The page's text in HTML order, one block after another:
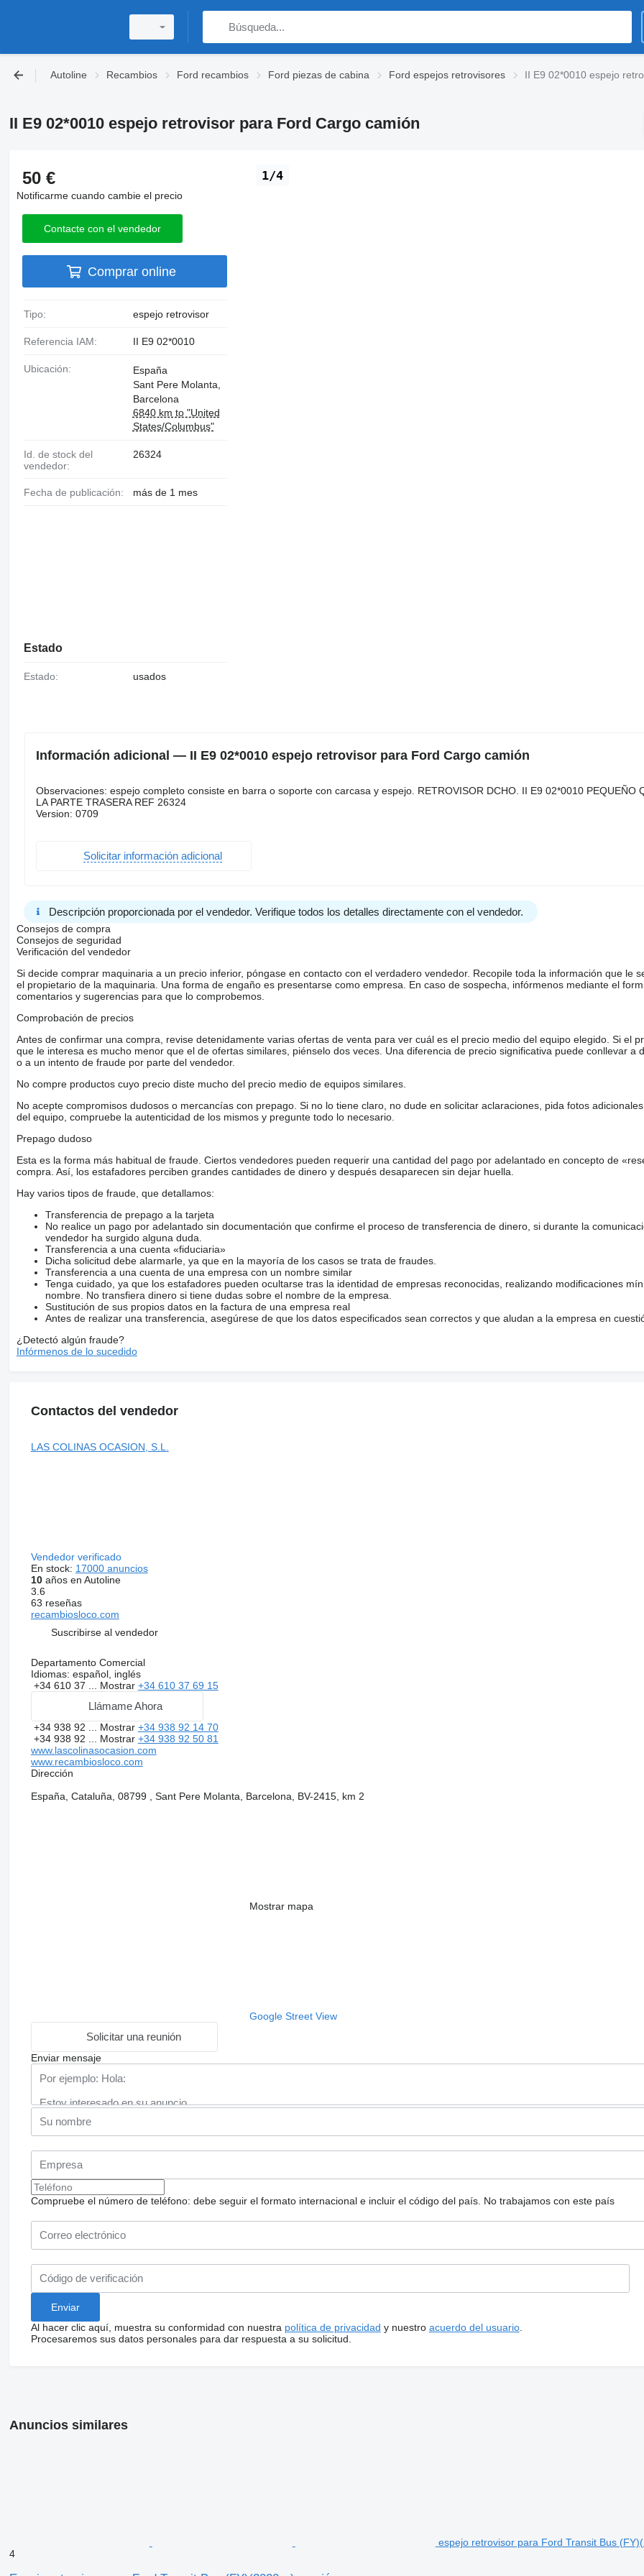
Autoline Recambios Ford recambios Ford piezas de cabina Ford espejos retrovisores II E9 02*0010 espejo
II E9 02*0010 espejo retrovisor para Ford Cargo camión
1/4
50 €
Notificarme cuando cambie el precio
Contacte con el vendedor
Comprar online
Tipo: espejo retrovisor
Referencia IAM: II E9 02*0010
Ubicación:
España
Sant Pere Molanta,
Barcelona
6840 km to "United
States/Columbus"
Id. de stock del
vendedor:
26324
Fecha de publicación: más de 1 mes
Estado
Estado: usados
Información adicional — II E9 02*0010 espejo retrovisor para Ford Cargo camión
Observaciones: espejo completo consiste en barra o soporte con carcasa y espejo. RETROVISOR DCHO. II E9 02*0010 PEQUEÑO
LA PARTE TRASERA REF 26324
Version: 0709
Solicitar información adicional
Descripción proporcionada por el vendedor. Verifique todos los detalles directamente con el vendedor.
Consejos de compra
Consejos de seguridad
Verificación del vendedor
Si decide comprar maquinaria a un precio inferior, póngase en contacto con el verdadero vendedor. Recopile toda la información que le
el propietario de la maquinaria. Una forma de engaño es presentarse como empresa. En caso de sospecha, infórmenos mediante el
comentarios y sugerencias para que lo comprobemos.
Comprobación de precios
Antes de confirmar una compra, revise detenidamente varias ofertas de venta para ver cuál es el precio medio del equipo elegido. Si el
que le interesa es mucho menor que el de ofertas similares, piénselo dos veces. Una diferencia de precio significativa puede conllevar a
o a un intento de fraude por parte del vendedor.
No compre productos cuyo precio diste mucho del precio medio de equipos similares.
No acepte compromisos dudosos o mercancías con prepago. Si no lo tiene claro, no dude en solicitar aclaraciones, pida fotos
del equipo, compruebe la autenticidad de los mismos y pregunte todo lo necesario.
Prepago dudoso
Esta es la forma más habitual de fraude. Ciertos vendedores pueden requerir una cantidad del pago por adelantado en concepto de
compra. Así, los estafadores perciben grandes cantidades de dinero y después desaparecen sin dejar huella.
Hay varios tipos de fraude, que detallamos:
Transferencia de prepago a la tarjeta
No realice un pago por adelantado sin documentación que confirme el proceso de transferencia de dinero, si durante la
vendedor ha surgido alguna duda.
Transferencia a una cuenta «fiduciaria»
Dicha solicitud debe alarmarle, ya que en la mayoría de los casos se trata de fraudes.
Transferencia a una cuenta de una empresa con un nombre similar
Tenga cuidado, ya que los estafadores pueden ocultarse tras la identidad de empresas reconocidas, realizando modificaciones
nombre. No transfiera dinero si tiene dudas sobre el nombre de la empresa.
Sustitución de sus propios datos en la factura de una empresa real
Antes de realizar una transferencia, asegúrese de que los datos especificados sean correctos y que aludan a la empresa en
¿Detectó algún fraude?
Infórmenos de lo sucedido
Contactos del vendedor
LAS COLINAS OCASION, S.L.
Vendedor verificado
En stock: 17000 anuncios
10años en Autoline
3.6
63 reseñas
recambiosloco.com
Suscribirse al vendedor
Departamento Comercial
Idiomas: español, inglés
+34 610 37 ... Mostrar +34 610 37 69 15
Llámame Ahora
+34 938 92 ... Mostrar +34 938 92 14 70
+34 938 92 ... Mostrar +34 938 92 50 81
www.lascolinasocasion.com
www.recambiosloco.com
Dirección
España, Cataluña, 08799 , Sant Pere Molanta, Barcelona, BV-2415, km 2
Mostrar mapa
Google Street View
Solicitar una reunión
Enviar mensaje
Compruebe el número de teléfono: debe seguir el formato internacional e incluir el código del país. No trabajamos con este país
Al hacer clic aquí, muestra su conformidad con nuestra política de privacidad y nuestro acuerdo del usuario.
Procesaremos sus datos personales para dar respuesta a su solicitud.
Anuncios similares
espejo retrovisor para Ford Transit Bus
4